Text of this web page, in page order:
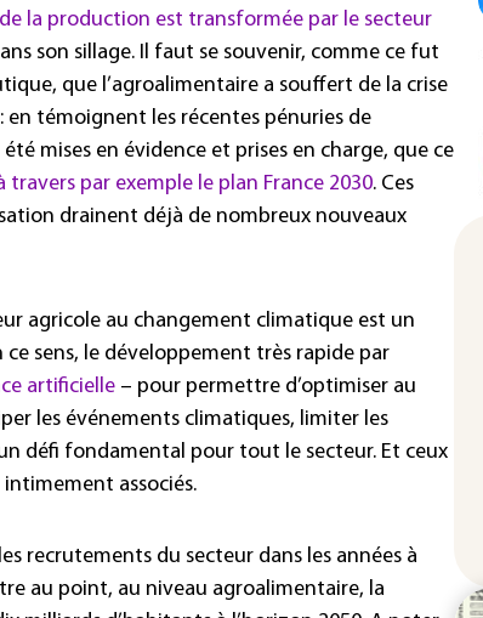
la production est transformée par le secteur
son sillage. Il faut se souvenir, comme ce fut
que l’agroalimentaire a souffert de la crise
en témoignent les récentes pénuries de
mises en évidence et prises en charge, que ce
travers par exemple le plan France 2030. Ces
drainent déjà de nombreux nouveaux
agricole au changement climatique est un
sens, le développement très rapide par
artificielle – pour permettre d’optimiser au
les événements climatiques, limiter les
défi fondamental pour tout le secteur. Et ceux
associés.
recrutements du secteur dans les années à
au point, au niveau agroalimentaire, la